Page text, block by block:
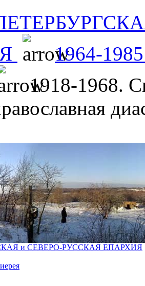
1964-
1918-1968.
и СЕВЕРО-РУССКАЯ ЕПАРХИЯ